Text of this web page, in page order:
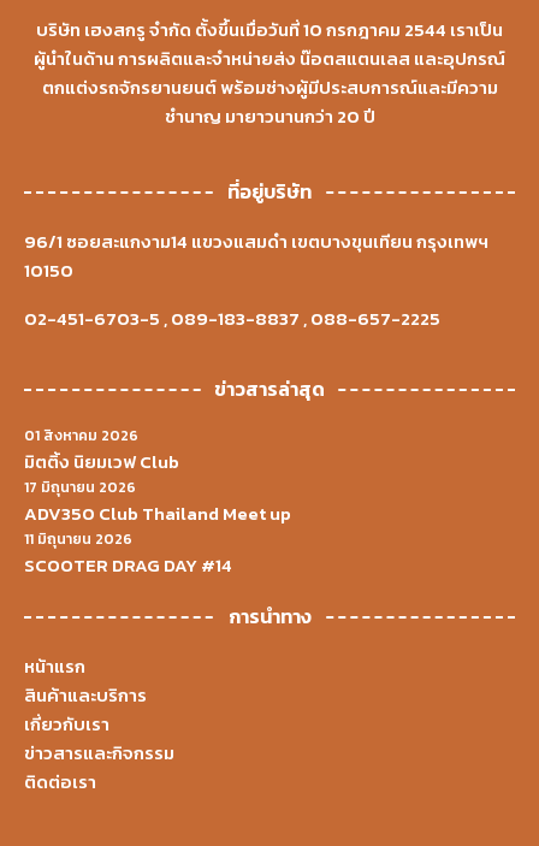
บริษัท เฮงสกรู จำกัด ตั้งขึ้นเมื่อวันที่ 10 กรกฎาคม 2544 เราเป็น
ผู้นำในด้าน การผลิตและจำหน่ายส่ง น๊อตสแตนเลส และอุปกรณ์
ตกแต่งรถจักรยานยนต์ พร้อมช่างผู้มีประสบการณ์และมีความ
ชำนาญ มายาวนานกว่า 20 ปี
ที่อยู่บริษัท
96/1 ซอยสะแกงาม14 แขวงแสมดำ เขตบางขุนเทียน กรุงเทพฯ
10150
02-451-6703-5,089-183-8837,088-657-2225
ข่าวสารล่าสุด
01 สิงหาคม 2026
มิตติ้ง นิยมเวฟ Club
17 มิถุนายน 2026
ADV350 Club Thailand Meet up
11 มิถุนายน 2026
SCOOTER DRAG DAY #14
การนำทาง
หน้าแรก
สินค้าและบริการ
เกี่ยวกับเรา
ข่าวสารและกิจกรรม
ติดต่อเรา